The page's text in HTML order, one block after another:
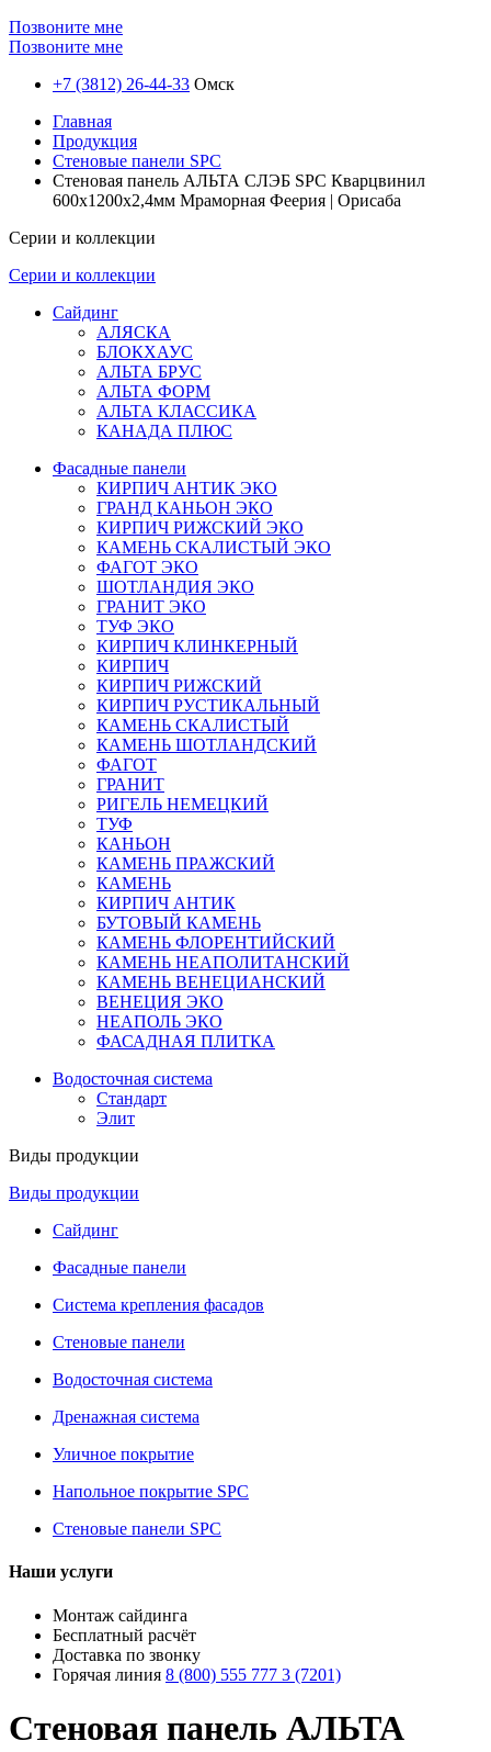
Позвоните мне
Позвоните мне
+7 (3812) 26-44-33 Омск
Главная
Продукция
Стеновые панели SPC
Стеновая панель АЛЬТА СЛЭБ SPC Кварцвинил
600х1200х2,4мм Мраморная Феерия | Орисаба
Серии и коллекции
Серии и коллекции
Сайдинг
АЛЯСКА
БЛОКХАУС
АЛЬТА БРУС
АЛЬТА ФОРМ
АЛЬТА КЛАССИКА
КАНАДА ПЛЮС
Фасадные панели
КИРПИЧ АНТИК ЭКО
ГРАНД КАНЬОН ЭКО
КИРПИЧ РИЖСКИЙ ЭКО
КАМЕНЬ СКАЛИСТЫЙ ЭКО
ФАГОТ ЭКО
ШОТЛАНДИЯ ЭКО
ГРАНИТ ЭКО
ТУФ ЭКО
КИРПИЧ КЛИНКЕРНЫЙ
КИРПИЧ
КИРПИЧ РИЖСКИЙ
КИРПИЧ РУСТИКАЛЬНЫЙ
КАМЕНЬ СКАЛИСТЫЙ
КАМЕНЬ ШОТЛАНДСКИЙ
ФАГОТ
ГРАНИТ
РИГЕЛЬ НЕМЕЦКИЙ
ТУФ
КАНЬОН
КАМЕНЬ ПРАЖСКИЙ
КАМЕНЬ
КИРПИЧ АНТИК
БУТОВЫЙ КАМЕНЬ
КАМЕНЬ ФЛОРЕНТИЙСКИЙ
КАМЕНЬ НЕАПОЛИТАНСКИЙ
КАМЕНЬ ВЕНЕЦИАНСКИЙ
ВЕНЕЦИЯ ЭКО
НЕАПОЛЬ ЭКО
ФАСАДНАЯ ПЛИТКА
Водосточная система
Стандарт
Элит
Виды продукции
Виды продукции
Сайдинг
Фасадные панели
Система крепления фасадов
Стеновые панели
Водосточная система
Дренажная система
Уличное покрытие
Напольное покрытие SPC
Стеновые панели SPC
Наши услуги
Монтаж сайдинга
Бесплатный расчёт
Доставка по звонку
Горячая линия 8 (800) 555 777 3 (7201)
Стеновая панель АЛЬТА